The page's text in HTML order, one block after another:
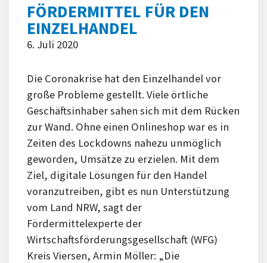
FÖRDERMITTEL FÜR DEN
EINZELHANDEL
6. Juli 2020
Die Coronakrise hat den Einzelhandel vor
große Probleme gestellt. Viele örtliche
Geschäftsinhaber sahen sich mit dem Rücken
zur Wand. Ohne einen Onlineshop war es in
Zeiten des Lockdowns nahezu unmöglich
geworden, Umsätze zu erzielen. Mit dem
Ziel, digitale Lösungen für den Handel
voranzutreiben, gibt es nun Unterstützung
vom Land NRW, sagt der
Fördermittelexperte der
Wirtschaftsförderungsgesellschaft (WFG)
Kreis Viersen, Armin Möller: „Die